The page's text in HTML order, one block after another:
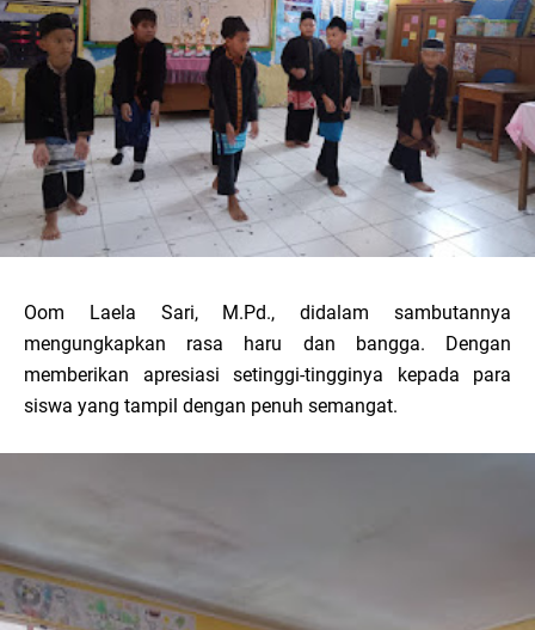
Oom Laela Sari, M.Pd., didalam sambutannya
mengungkapkan rasa haru dan bangga. Dengan
memberikan apresiasi setinggi-tingginya kepada para
siswa yang tampil dengan penuh semangat.